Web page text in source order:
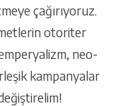
çağırıyoruz.
otoriter
neo-
kampanyalar